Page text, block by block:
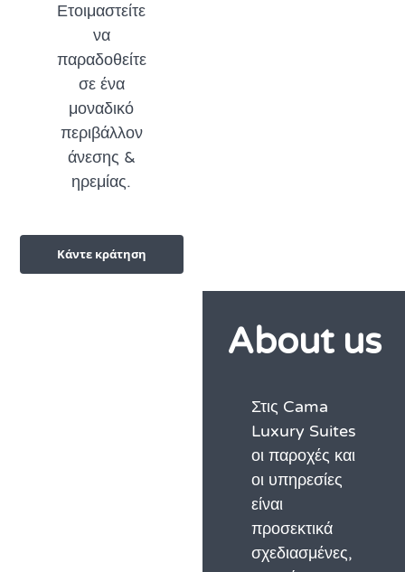
Ετοιμαστείτε
να
παραδοθείτε
σε ένα
μοναδικό
περιβάλλον
άνεσης &
ηρεμίας.
Κάντε κράτηση
About us
Στις Cama
Luxury Suites
οι παροχές και
οι υπηρεσίες
είναι
προσεκτικά
σχεδιασμένες,